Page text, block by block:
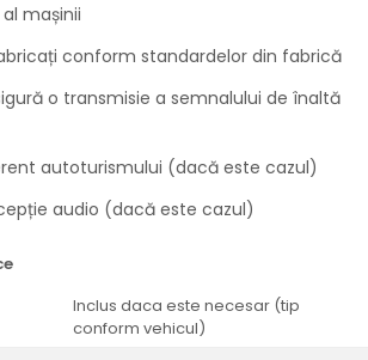
mașinii
conform standardelor din fabrică
o transmisie a semnalului de înaltă
autoturismului (dacă este cazul)
audio (dacă este cazul)
Inclus daca este necesar (tip
conform vehicul)